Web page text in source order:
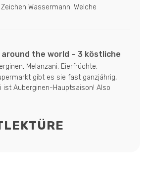
Wassermann. Welche
the world – 3 köstliche
Melanzani, Eierfrüchte,
gibt es sie fast ganzjährig,
ist Auberginen-Hauptsaison! Also